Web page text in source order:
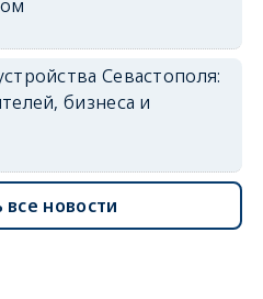
Севастополя:
бизнеса и
все новости